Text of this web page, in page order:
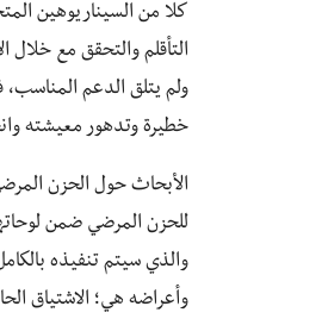
كلا من السيناريوهين
التأقلم والتحقق مع
ولم يتلق الدعم
خطيرة وتدهور معيشته
وأعراضه هي؛ الاشتياق